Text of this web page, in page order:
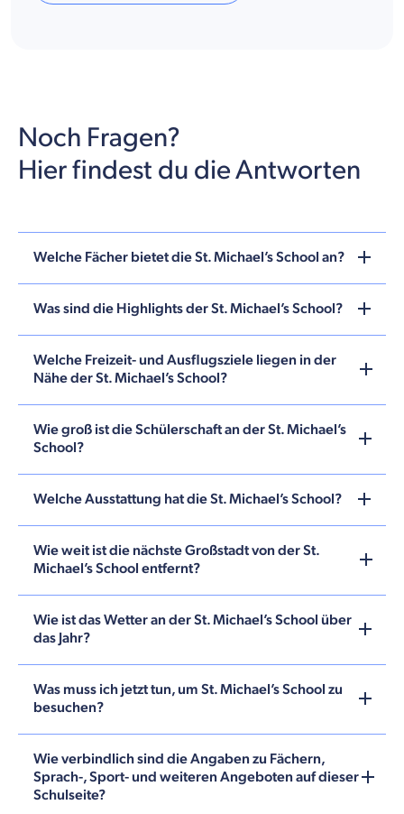
Noch Fragen?
Hier findest du die Antworten
Welche Fächer bietet die St. Michael’s School an?
Was sind die Highlights der St. Michael’s School?
Welche Freizeit- und Ausflugsziele liegen in der
Nähe der St. Michael’s School?
Wie groß ist die Schülerschaft an der St. Michael’s
School?
Welche Ausstattung hat die St. Michael’s School?
Wie weit ist die nächste Großstadt von der St.
Michael’s School entfernt?
Wie ist das Wetter an der St. Michael’s School über
das Jahr?
Was muss ich jetzt tun, um St. Michael’s School zu
besuchen?
Wie verbindlich sind die Angaben zu Fächern,
Sprach-, Sport- und weiteren Angeboten auf dieser
Schulseite?